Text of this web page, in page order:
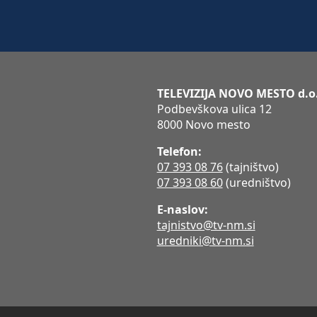
TELEVIZIJA NOVO MESTO
Podbevškova ulica 12
8000 Novo mesto
Telefon:
07 393 08 76(tajništvo)
07 393 08 60(uredništvo)
E-naslov:
tajnistvo@tv-nm.si
uredniki@tv-nm.si